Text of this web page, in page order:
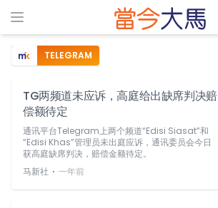
TELEGRAM
TG两频道未应诉，高庭给出缺席判决赔
偿额待定
通讯平台Telegram上两个频道“Edisi Siasat”和
“Edisi Khas”管理员未出庭应诉，通讯委员会今日
获高庭缺席判决，赔偿金额待定。
马新社 ⋅ 一年前